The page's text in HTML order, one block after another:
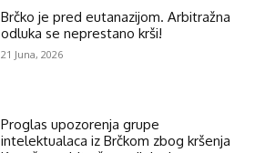
Brčko je pred eutanazijom. Arbitražna
odluka se neprestano krši!
21 Juna, 2026
Proglas upozorenja grupe
intelektualaca iz Brčkom zbog kršenja